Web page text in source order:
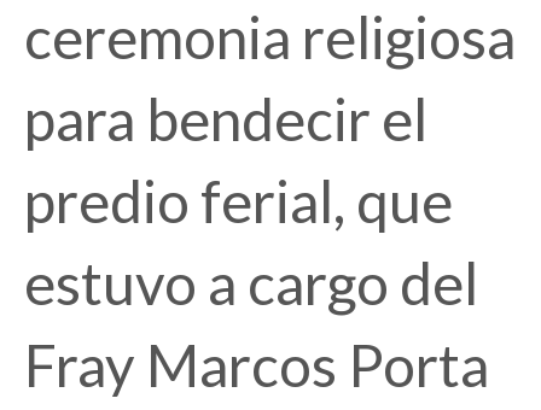
ceremonia religiosa
para bendecir el
predio ferial, que
estuvo a cargo del
Fray Marcos Porta